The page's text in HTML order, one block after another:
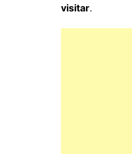
visitar.